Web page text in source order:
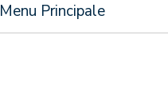
Menu Principale